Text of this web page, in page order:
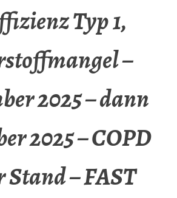
Typ 1,
–
2025 – dann
2025 – COPD
Stand – FAST